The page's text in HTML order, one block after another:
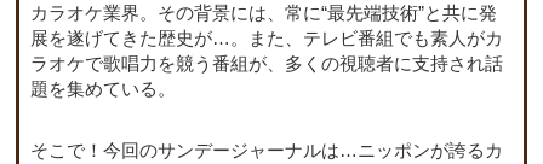
カラオケ業界。その背景には、常に“最先端技術”と共に発
展を遂げてきた歴史が…。また、テレビ番組でも素人がカ
ラオケで歌唱力を競う番組が、多くの視聴者に支持され話
題を集めている。
そこで！今回のサンデージャーナルは…ニッポンが誇るカ